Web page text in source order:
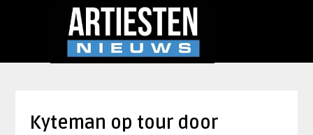
Kyteman op tour door